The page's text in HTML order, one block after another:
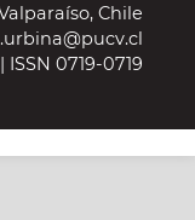
Chile
ISSN 0719-0719